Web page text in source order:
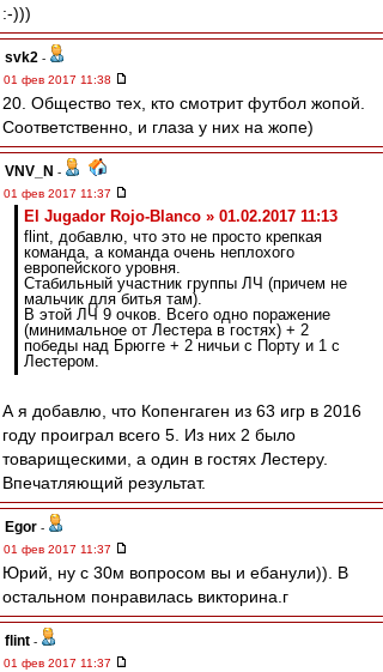
:-)))
svk2 -
01 фев 2017 11:38
20. Общество тех, кто смотрит футбол жопой.
Соответственно, и глаза у них на жопе)
VNV_N -
01 фев 2017 11:37
El Jugador Rojo-Blanco » 01.02.2017 11:13
flint, добавлю, что это не просто крепкая
команда, а команда очень неплохого
европейского уровня.
Стабильный участник группы ЛЧ (причем не
мальчик для битья там).
В этой ЛЧ 9 очков. Всего одно поражение
(минимальное от Лестера в гостях) + 2
победы над Брюгге + 2 ничьи с Порту и 1 с
Лестером.
А я добавлю, что Копенгаген из 63 игр в 2016
году проиграл всего 5. Из них 2 было
товарищескими, а один в гостях Лестеру.
Впечатляющий результат.
Egor -
01 фев 2017 11:37
Юрий, ну с 30м вопросом вы и ебанули)). В
остальном понравилась викторина.г
flint -
01 фев 2017 11:37